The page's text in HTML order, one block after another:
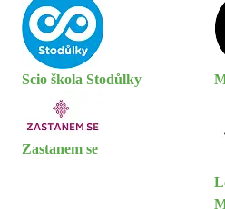
Scio škola Stodůlky
Zastanem se